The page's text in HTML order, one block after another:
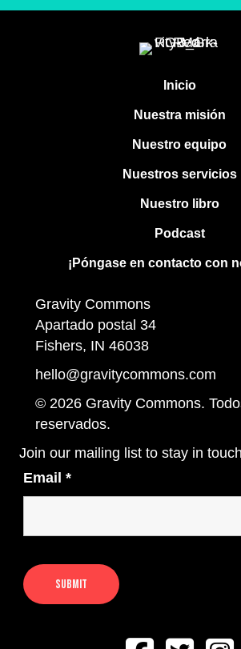
Inicio
Nuestra misión
Nuestro equipo
Nuestros servicios
Nuestro libro
Podcast
¡Póngase en contacto con
Gravity Commons
Apartado postal 34
Fishers, IN 46038
hello@gravitycommons.com
© 2026 Gravity Commons.
reservados.
Join our mailing list to stay in
Email *